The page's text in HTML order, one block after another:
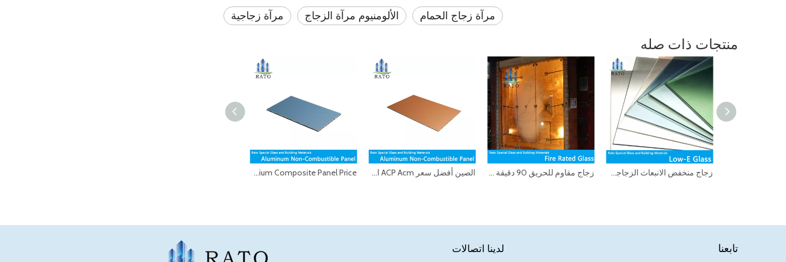
مرآة زجاجية الألومنيوم مرآة الزجاج مرآة زجاج الحمام
منتجات ذات صله
Alucobond Alucobond Aluminium Composite Panel Price في دبي Made In China الصين أفضل سعر ACP Acm الألومنيوم المركب لوحة للجدار الخارجي الكسوة بناء حصيرة بناء الجدار الخارجي الكسوة الحديثة زجاج مقاوم للحريق 90 دقيقة 120 دقيقة 1.5 ساعة 2 ساعة 5 ملم 6 ملم 8 ملم 12 ملم 15 ملم 19 ملم زجاج مقاوم للحريق زجاج مقاوم للحريق زجاج منخفض الانبعاث الزجاجي مزدوج مزدوج ثلاثي فضي منخفض انبعاث منخفض قابل للانحناء
لدينا اتصالات تابعنا